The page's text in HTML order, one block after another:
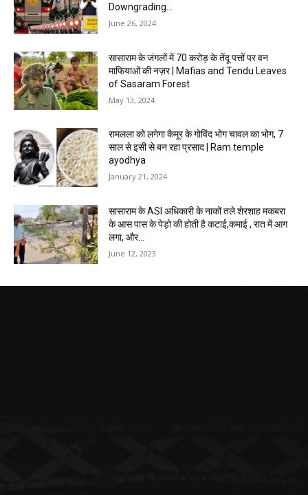
Downgrading...
June 26, 2024
सासाराम के जंगलों में 70 करोड़ के तेंदू पत्तों पर वन
माफियाओं की नज़र | Mafias and Tendu Leaves
of Sasaram Forest
May 13, 2024
रामलला को लगेगा कैमूर के गोविंद भोग चावल का भोग, 7
साल से इसी से बन रहा प्रसाद | Ram temple
ayodhya
January 21, 2024
सासाराम के ASI अधिकारी के नाकों तले शेरशाह मकबरा
के आस पास के पेड़ो की होती है कटाई,कमाई , रात में आग
लगा, और...
June 12, 2023